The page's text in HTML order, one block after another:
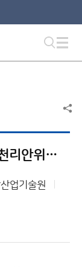
「정지궤도 기상·우주기상 위성(천리안위성 5호) 개발」사업 공고(재공고)
업기술원